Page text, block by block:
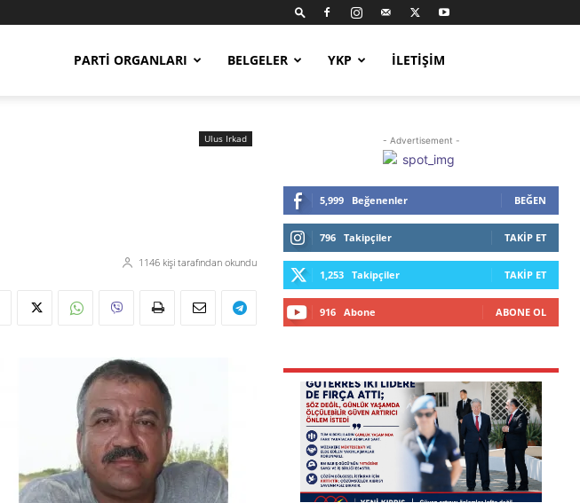
PARTI ORGANLARI BELGELER YKP İLETIŞIM
Ulus Irkad
1146kişi tarafından okundu
- Advertisement -
5,999 Beğenenler BEĞEN
796 Takipçiler TAKIP ET
1,253 Takipçiler TAKIP ET
916 Abone ABONE OL